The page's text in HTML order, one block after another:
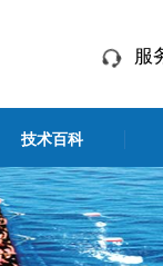
服
技术百科